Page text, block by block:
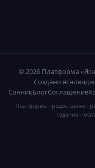
© 2026 Платформа
Создано
СонникБлогСоглашение
Платформа предоставляет
гадания